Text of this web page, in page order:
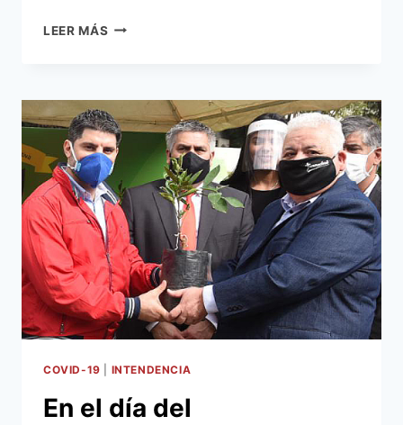
LEER MÁS AUTORIDADES
ROSARIO
Y
COCHABAMBA
SE
REUNIERON
VIRTUALMENTE
PARA
INTERCAMBIAR
EXPERIENCIAS
SOBRE
EL
MANEJO
DEL
19
COVID-19 INTENDENCIA
En el día del